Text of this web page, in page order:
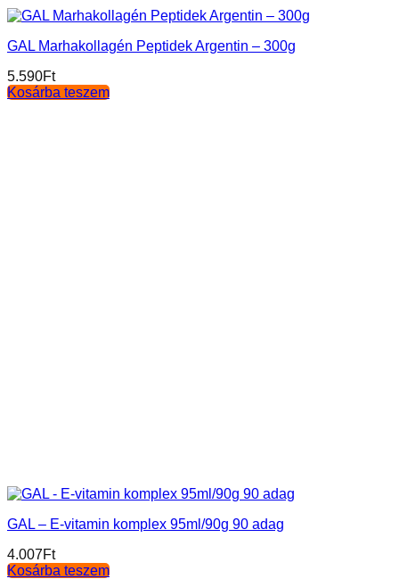
GAL Marhakollagén Peptidek Argentin – 300g
5.590Ft
Kosárba teszem
GAL – E-vitamin komplex 95ml/90g 90 adag
4.007Ft
Kosárba teszem